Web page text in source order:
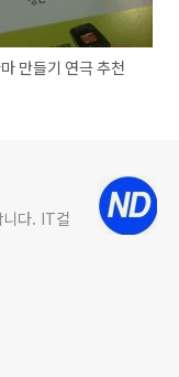
만들기 연극 추천
니다. IT컬